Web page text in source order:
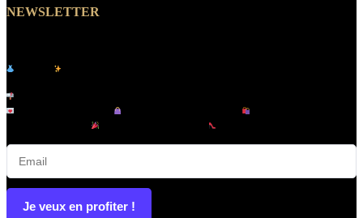
NEWSLETTER
Le site
Inscrivez-vous à notre newsletter et recevez :
Offres exclusives |
Nouveautés tendance | Lancements en
Promotions privées |
Je veux en profiter !